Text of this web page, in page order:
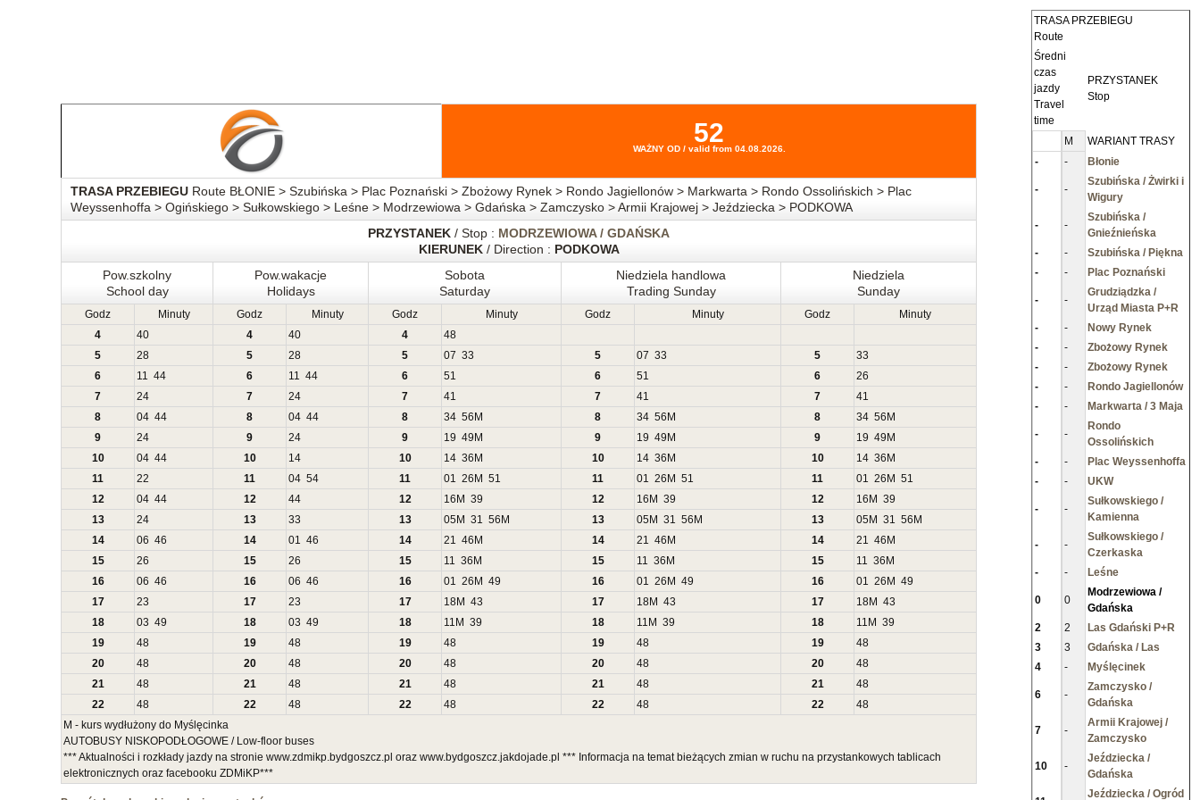
52
WAŻNY OD / valid from 04.08.2026.
TRASA PRZEBIEGU Route BŁONIE > Szubińska > Plac Poznański > Zbożowy Rynek > Rondo Jagiellonów > Markwarta > Rondo Ossolińskich > Plac
Weyssenhoffa > Ogińskiego > Sułkowskiego > Leśne > Modrzewiowa > Gdańska > Zamczysko > Armii Krajowej > Jeździecka > PODKOWA
PRZYSTANEK / Stop : MODRZEWIOWA / GDAŃSKA
KIERUNEK/ Direction : PODKOWA
Pow.szkolny
School day
Pow.wakacje
Holidays
Sobota
Saturday
Niedziela handlowa
Trading Sunday
Niedziela
Sunday
Godz Minuty Godz Minuty Godz Minuty Godz Minuty Godz
Minuty
4
40 4 40 4
48
5
28 5 28 5 07 33 5 07 33 5
33
6
11 44 6 11 44 6 51 6 51 6
26
7
24 7 24 7 41 7 41 7
41
8
04 44 8 04 44 8 34 56 M 8 34 56 M 8 34 56 M
9
24 9 24 9 19 49 M 9 19 49 M 9 19 49 M
10
04 44 10 14 10 14 36 M 10 14 36 M 10 14 36 M
11
22 11 04 54 11 01 26 M 51 11 01 26 M 51 11 01 26 M 51
12
04 44 12 44 12 16 M 39 12 16 M 39 12 16 M 39
13
24 13 33 13 05M 31 56 M 13 05M 31 56 M 13 05M 31 56 M
14
06 46 14 01 46 14 21 46 M 14 21 46 M 14 21 46 M
15
26 15 26 15 11 36 M 15 11 36 M 15 11 36 M
16
06 46 16 06 46 16 01 26 M 49 16 01 26 M 49 16 01 26 M 49
17
23 17 23 17 18M 43 17 18M 43 17 18M 43
18
03 49 18 03 49 18 11 M 39 18 11 M 39 18 11 M 39
19
48 19 48 19 48 19 48 19
48
20
48 20 48 20 48 20 48 20
48
21
48 21 48 21 48 21 48 21
48
22
48 22 48 22 48 22 48 22
48
M - kurs wydłużony do Myślęcinka
AUTOBUSY NISKOPODŁOGOWE / Low-floor buses
*** Aktualności i rozkłady jazdy na stronie www.zdmikp.bydgoszcz.pl oraz www.bydgoszcz.jakdojade.pl *** Informacja na temat bieżących zmian w ruchu na przystankowych tablicach
elektronicznych oraz facebooku ZDMiKP***
TRASA PRZEBIEGU
Route
Średni
czas
jazdy
Travel
time
PRZYSTANEK
Stop
M
WARIANT TRASY
-
- Błonie
- -
Szubińska / Żwirki i
Wigury
- -
Szubińska /
Gnieźnieńska
-
-
Szubińska / Piękna
-
- Plac Poznański
- -
Grudziądzka /
Urząd Miasta P+R
-
-
Nowy Rynek
-
-
Zbożowy Rynek
-
-
Zbożowy Rynek
-
-
Rondo Jagiellonów
-
- Markwarta / 3 Maja
- -
Rondo
Ossolińskich
-
-
Plac Weyssenhoffa
-
- UKW
- -
Sułkowskiego /
Kamienna
- -
Sułkowskiego /
Czerkaska
-
- Leśne
0 0
Modrzewiowa /
Gdańska
2
2
Las Gdański P+R
3
3
Gdańska / Las
4
- Myślęcinek
6 -
Zamczysko /
Gdańska
7 -
Armii Krajowej /
Zamczysko
10 -
Jeździecka /
Gdańska
Jeździecka / Ogród